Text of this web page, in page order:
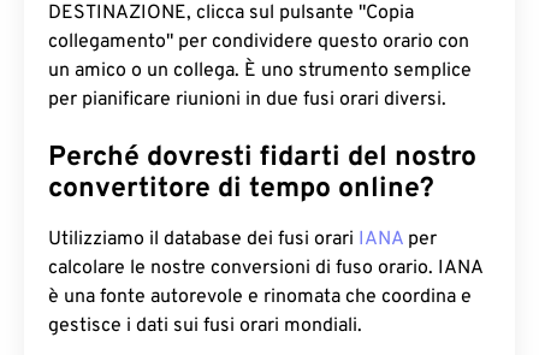
DESTINAZIONE, clicca sul pulsante "Copia
collegamento" per condividere questo orario con
un amico o un collega. È uno strumento semplice
per pianificare riunioni in due fusi orari diversi.
Perché dovresti fidarti del nostro
convertitore di tempo online?
Utilizziamo il database dei fusi orari IANA per
calcolare le nostre conversioni di fuso orario. IANA
è una fonte autorevole e rinomata che coordina e
gestisce i dati sui fusi orari mondiali.